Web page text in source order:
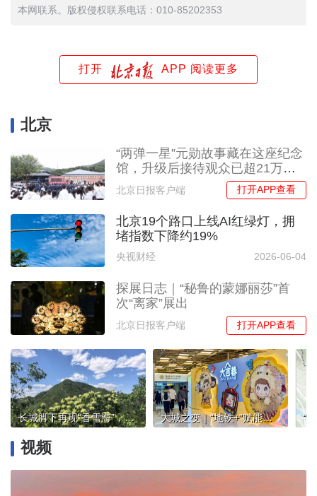
本网联系。版权侵权联系电话：010-85202353
打开 APP 阅读更多
北京
“两弹一星”元勋故事藏在这座纪念
馆，升级后接待观众已超21万人
次
北京日报客户端 打开APP查看
北京19个路口上线AI红绿灯，拥
堵指数下降约19%
央视财经 2026-06-04
探展日志｜“秘鲁的蒙娜丽莎”首
次“离家”展出
北京日报客户端 打开APP查看
长城脚下再现“香雪海”，八达岭万亩暴马丁香绽放 大城之变｜“地铁+”赋能百业 微中心活力满格
视频